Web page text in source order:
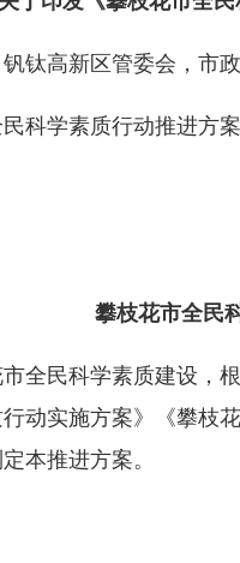
钛高新区管委会，市
学素质行动推进方案
攀枝花市全民
民科学素质建设，
行动实施方案》《攀
本推进方案。